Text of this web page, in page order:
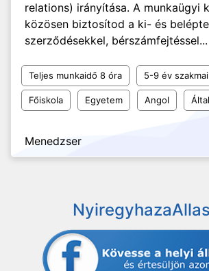
relations) irányítása. A munkaügyi
közösen biztosítod a ki- és
szerződésekkel, bérszámfejtéssel...
Teljes munkaidő 8 óra 5-9 év
Főiskola Egyetem Angol
Menedzser